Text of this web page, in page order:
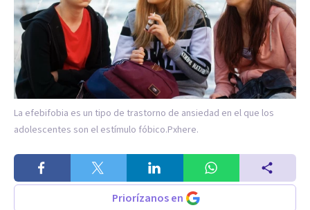
La efebifobia es un tipo de trastorno de ansiedad en el que los
adolescentes son el estímulo fóbico.Pxhere.
Priorízanos en